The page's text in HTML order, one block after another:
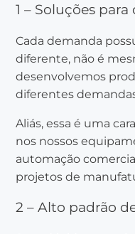
1 – Soluções
Cada demanda
diferente, não é
desenvolvemos
diferentes
Aliás, essa é uma
nos nossos
automação
projetos de
2 – Alto padrão